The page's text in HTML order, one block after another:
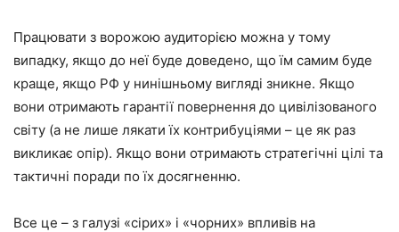
Працювати з ворожою аудиторією можна у тому
випадку, якщо до неї буде доведено, що їм самим буде
краще, якщо РФ у нинішньому вигляді зникне. Якщо
вони отримають гарантії повернення до цивілізованого
світу (а не лише лякати їх контрибуціями – це як раз
викликає опір). Якщо вони отримають стратегічні цілі та
тактичні поради по їх досягненню.
Все це – з галузі «сірих» і «чорних» впливів на